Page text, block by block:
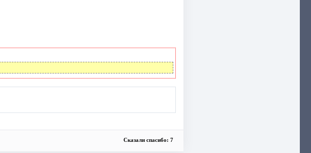
Сказали спасибо: 7